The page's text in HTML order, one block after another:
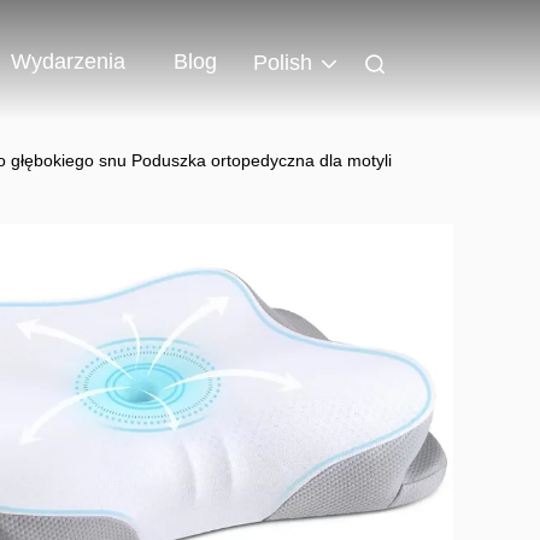
Wydarzenia Blog Polish
snu Poduszka ortopedyczna dla motyli